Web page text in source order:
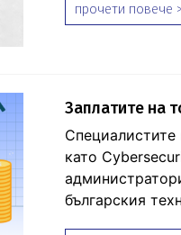
прочети повече >
Заплатите на
като
българския